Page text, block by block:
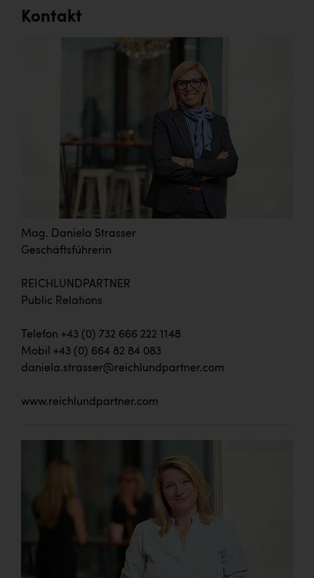
Kontakt
Mag. Daniela Strasser
Geschäftsführerin
REICHLUNDPARTNER
Public Relations
Telefon +43 (0) 732 666 222 1148
Mobil +43 (0) 664 82 84 083
daniela.strasser@reichlundpartner.com
www.reichlundpartner.com